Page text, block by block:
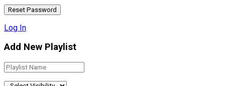
Log In
Add New Playlist